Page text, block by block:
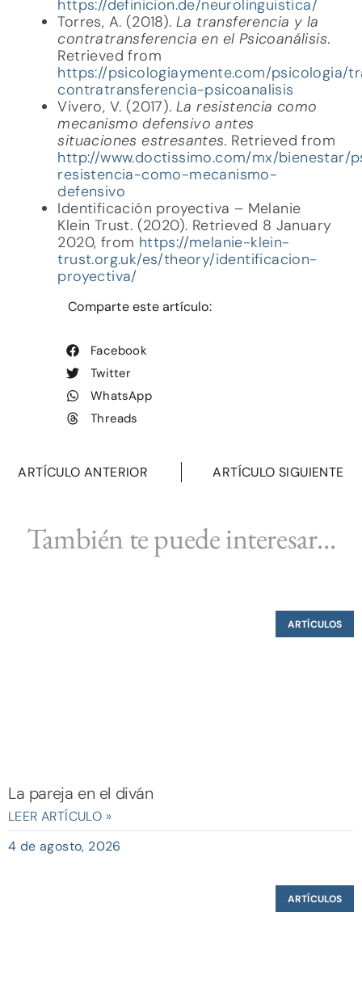
https://definicion.de/neurolinguistica/
Torres, A. (2018). La transferencia y la
contratransferencia en el Psicoanálisis.
Retrieved from
https://psicologiaymente.com/psicologia/
contratransferencia-psicoanalisis
Vivero, V. (2017). La resistencia como
mecanismo defensivo antes
situaciones estresantes. Retrieved from
http://www.doctissimo.com/mx/bienestar/
resistencia-como-mecanismo-
defensivo
Identificación proyectiva – Melanie
Klein Trust. (2020). Retrieved 8 January
2020, from https://melanie-klein-
trust.org.uk/es/theory/identificacion-
proyectiva/
Comparte este artículo:
Facebook
Twitter
WhatsApp
Threads
ARTÍCULO ANTERIOR ARTÍCULO SIGUIENTE
También te puede interesar...
ARTÍCULOS
La pareja en el diván
LEER ARTÍCULO »
4 de agosto, 2026
ARTÍCULOS